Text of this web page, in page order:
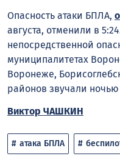
Опасность атаки БПЛА,
августа, отменили в
непосредственной
муниципалитетах
Воронеже,
районов звучали
Виктор ЧАШКИН
атака БПЛА